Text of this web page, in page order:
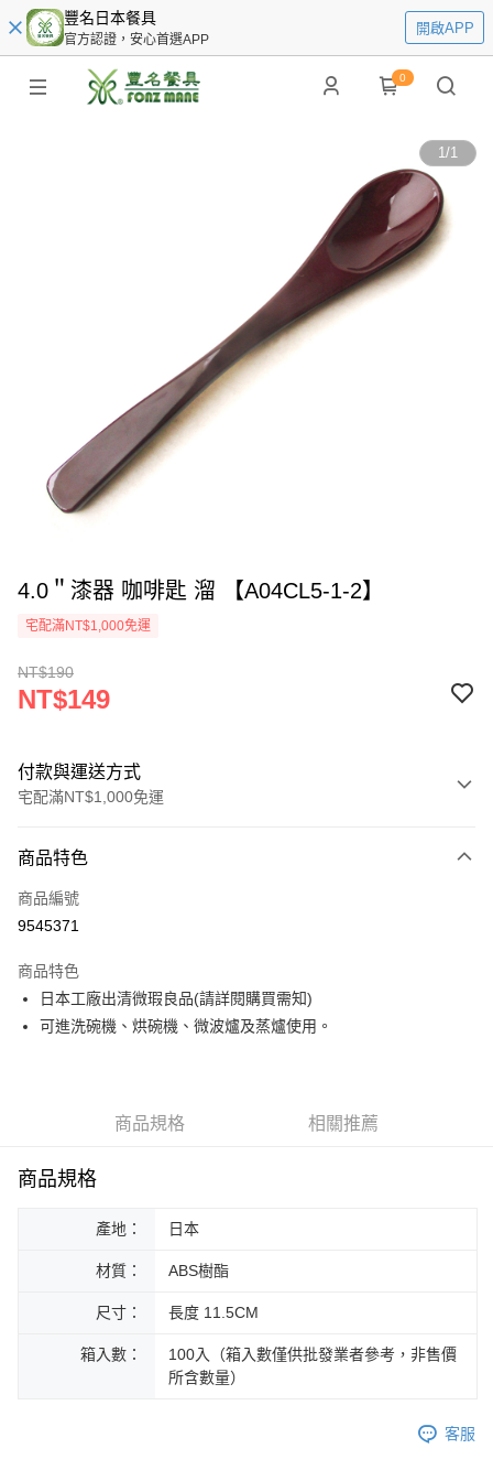
豐名日本餐具
官方認證，安心首選APP
開啟APP
0
1/1
4.0＂漆器 咖啡匙 溜 【A04CL5-1-2】
宅配滿NT$1,000免運
NT$190
NT$149
付款與運送方式
宅配滿NT$1,000免運
信用卡一次付款
LINE Pay
街口支付
悠遊付
運送方式
每筆NT$200，滿NT$1,000(含以上)免運費
黑貓外島宅配
每筆NT$360
商品特色
商品編號
9545371
商品特色
日本工廠出清微瑕良品(請詳閱購買需知)
可進洗碗機、烘碗機、微波爐及蒸爐使用。
商品規格 相關推薦
商品規格
產地： 日本
材質： ABS樹酯
尺寸： 長度 11.5CM
箱入數：
100入（箱入數僅供批發業者參考，非售價
所含數量）
客服